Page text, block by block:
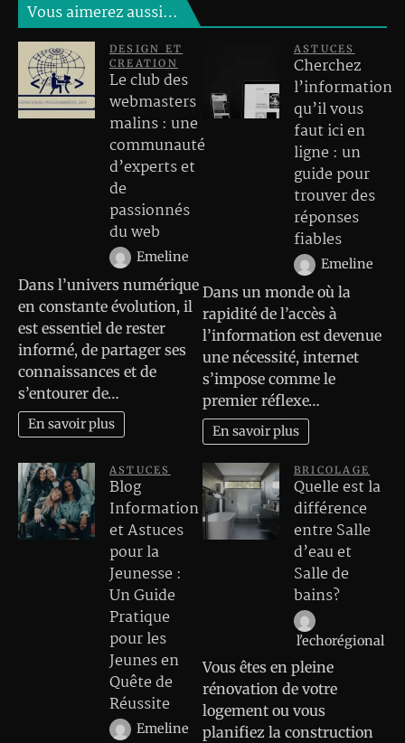
Vous aimerez aussi…
DESIGN ET
CREATION
Le club des
webmasters
malins : une
communauté
d’experts et
de
passionnés
du web
Emeline
Dans l’univers numérique
en constante évolution, il
est essentiel de rester
informé, de partager ses
connaissances et de
s’entourer de…
En savoir plus
ASTUCES
Cherchez
l’information
qu’il vous
faut ici en
ligne : un
guide pour
trouver des
réponses
fiables
Emeline
Dans un monde où la
rapidité de l’accès à
l’information est devenue
une nécessité, internet
s’impose comme le
premier réflexe…
En savoir plus
ASTUCES
Blog
Information
et Astuces
pour la
Jeunesse :
Un Guide
Pratique
pour les
Jeunes en
Quête de
Réussite
Emeline
BRICOLAGE
Quelle est la
différence
entre Salle
d’eau et
Salle de
bains?
l'echorégional
Vous êtes en pleine
rénovation de votre
logement ou vous
planifiez la construction